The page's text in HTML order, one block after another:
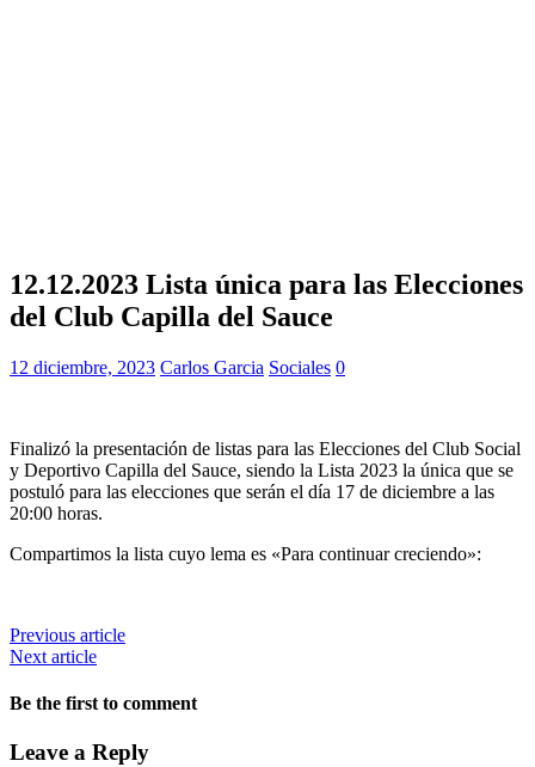
12.12.2023 Lista única para las Elecciones
del Club Capilla del Sauce
12 diciembre, 2023 Carlos Garcia Sociales 0
Finalizó la presentación de listas para las Elecciones del Club Social
y Deportivo Capilla del Sauce, siendo la Lista 2023 la única que se
postuló para las elecciones que serán el día 17 de diciembre a las
20:00 horas.
Compartimos la lista cuyo lema es «Para continuar creciendo»:
Previous article
Next article
Be the first to comment
Leave a Reply